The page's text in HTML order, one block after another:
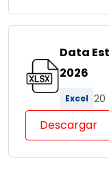
Data
2026
Excel 20
Descargar